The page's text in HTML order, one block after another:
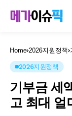
Home 2026지원정책
2026지원정책
기부금 세
고 최대 얼